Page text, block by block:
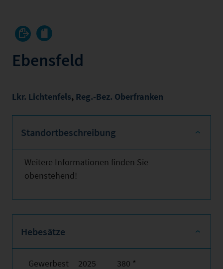
Ebensfeld
Lkr. Lichtenfels, Reg.-Bez. Oberfranken
Standortbeschreibung
Weitere Informationen finden Sie
obenstehend!
Hebesätze
Gewerbest
2025 380 *